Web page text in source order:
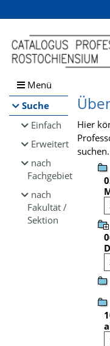
Browsen
direkt zum Inhalt
Menü
Suche
Einfach
Erweitert
nach
Fachgebiet
nach
Fakultät /
Sektion
Hier
suchen.